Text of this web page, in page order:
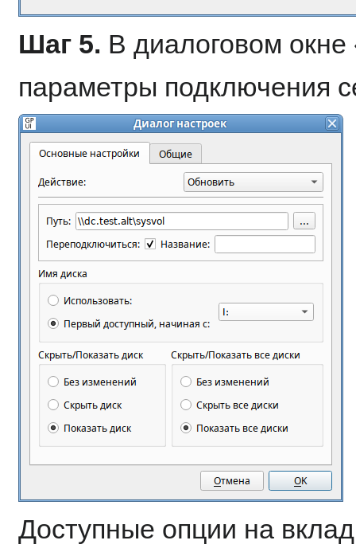
Шаг 5. В диалоговом окне
параметры подключения
Доступные опции на